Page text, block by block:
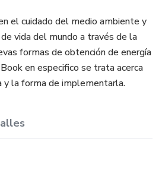
el cuidado del medio ambiente y
vida del mundo a través de la
formas de obtención de energía
en especifico se trata acerca
y la forma de implementarla.